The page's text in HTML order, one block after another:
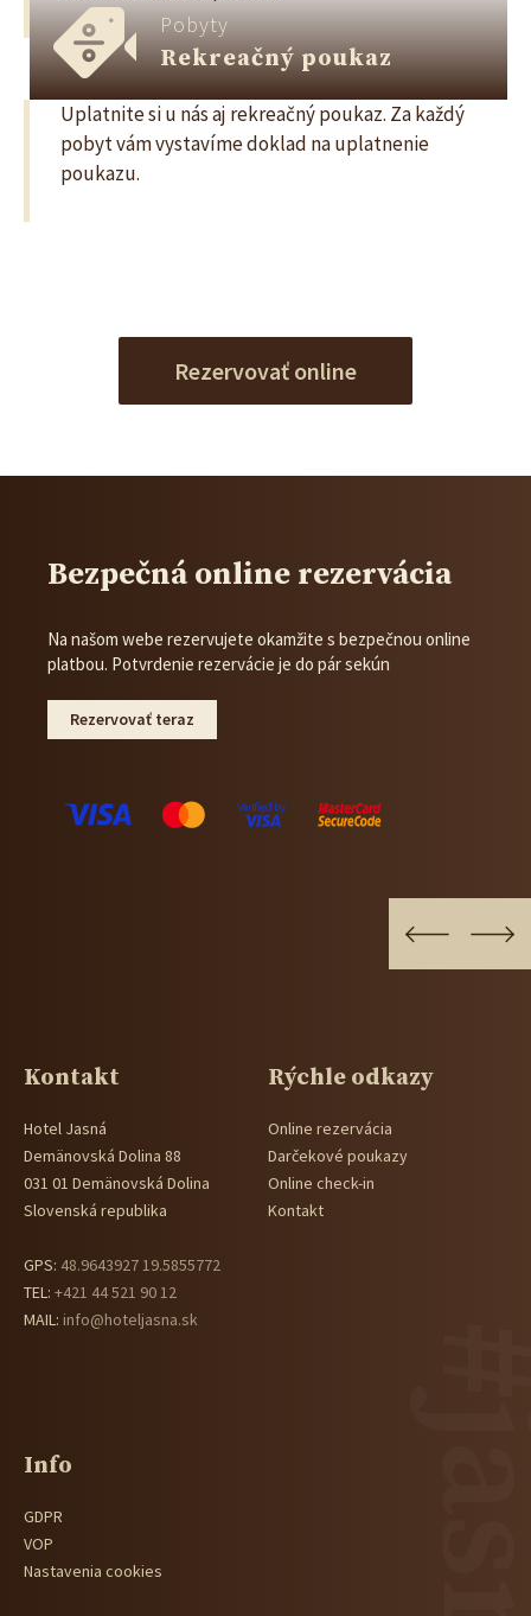
Pobyty
Rekreačný poukaz
Uplatnite si u nás aj rekreačný poukaz. Za každý
pobyt vám vystavíme doklad na uplatnenie
poukazu.
Rezervovať online
Bezpečná online rezervácia
Na našom webe rezervujete okamžite s bezpečnou online
platbou. Potvrdenie rezervácie je do pár sekún
Rezervovať teraz
Kontakt
Hotel Jasná
Demänovská Dolina 88
031 01 Demänovská Dolina
Slovenská republika
GPS: 48.9643927 19.5855772
TEL: +421 44 521 90 12
MAIL: info@hoteljasna.sk
Rýchle odkazy
Online rezervácia
Darčekové poukazy
Online check-in
Kontakt
Info
GDPR
VOP
Nastavenia cookies